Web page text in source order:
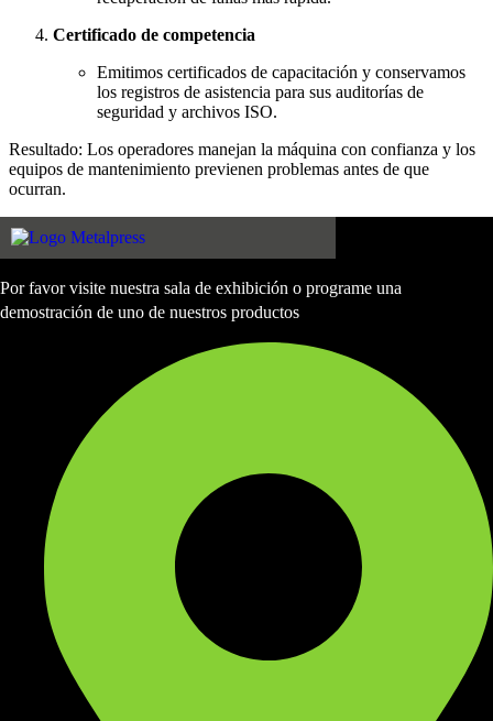
Certificado de competencia
Emitimos certificados de capacitación y conservamos
los registros de asistencia para sus auditorías de
seguridad y archivos ISO.
Resultado: Los operadores manejan la máquina con confianza y los
equipos de mantenimiento previenen problemas antes de que
ocurran.
Por favor visite nuestra sala de exhibición o programe una
demostración de uno de nuestros productos